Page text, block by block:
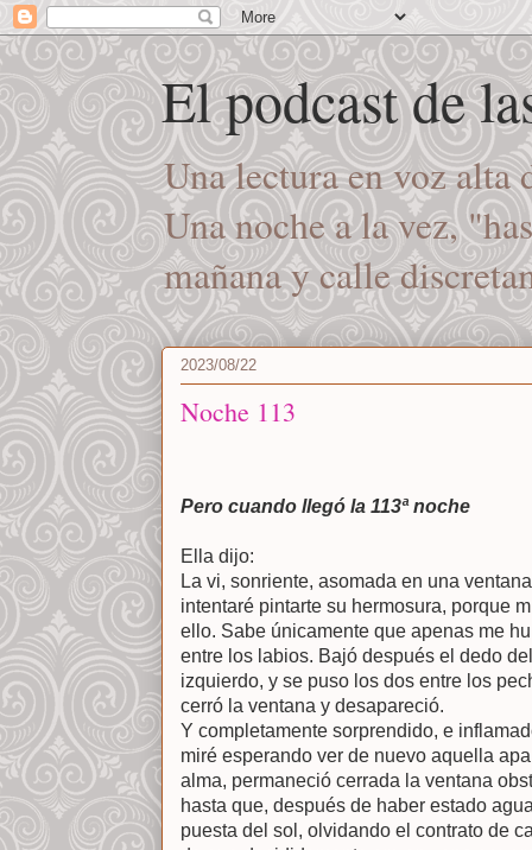
El podcast de
Una lectura en voz alta
Una noche a la vez,
mañana y calle
2023/08/22
Noche 113
Pero cuando llegó la 113ª noche
Ella dijo:
La vi, sonriente, asomada en una
intentaré pintarte su hermosura, porque
ello. Sabe únicamente que apenas me
entre los labios. Bajó después el dedo
izquierdo, y se puso los dos entre los
cerró la ventana y desapareció.
Y completamente sorprendido, e
miré esperando ver de nuevo aquella
alma, permaneció cerrada la ventana
hasta que, después de haber estado
puesta del sol, olvidando el contrato de